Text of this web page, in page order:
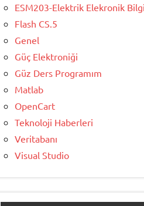
ESM203-Elektrik Elekronik
Flash CS.5
Genel
Güç Elektroniği
Güz Ders Programım
Matlab
OpenCart
Teknoloji Haberleri
Veritabanı
Visual Studio